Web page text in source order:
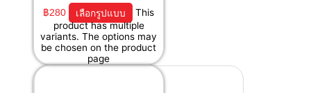
฿280 เลือกรูปแบบ
This
product has multiple
variants. The options may
be chosen on the product
page